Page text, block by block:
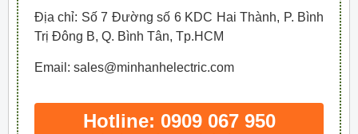
Địa chỉ: Số 7 Đường số 6 KDC Hai Thành, P. Bình
Trị Đông B, Q. Bình Tân, Tp.HCM
Email: sales@minhanhelectric.com
Hotline: 0909 067 950